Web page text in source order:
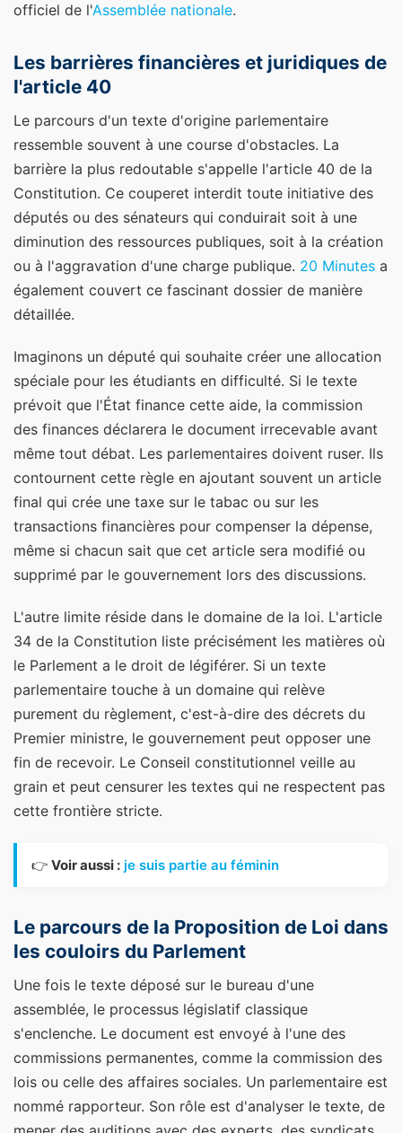
officiel de l'Assemblée nationale.
Les barrières financières et juridiques de
l'article 40
Le parcours d'un texte d'origine parlementaire
ressemble souvent à une course d'obstacles. La
barrière la plus redoutable s'appelle l'article 40 de la
Constitution. Ce couperet interdit toute initiative des
députés ou des sénateurs qui conduirait soit à une
diminution des ressources publiques, soit à la création
ou à l'aggravation d'une charge publique. 20 Minutes a
également couvert ce fascinant dossier de manière
détaillée.
Imaginons un député qui souhaite créer une allocation
spéciale pour les étudiants en difficulté. Si le texte
prévoit que l'État finance cette aide, la commission
des finances déclarera le document irrecevable avant
même tout débat. Les parlementaires doivent ruser. Ils
contournent cette règle en ajoutant souvent un article
final qui crée une taxe sur le tabac ou sur les
transactions financières pour compenser la dépense,
même si chacun sait que cet article sera modifié ou
supprimé par le gouvernement lors des discussions.
L'autre limite réside dans le domaine de la loi. L'article
34 de la Constitution liste précisément les matières où
le Parlement a le droit de légiférer. Si un texte
parlementaire touche à un domaine qui relève
purement du règlement, c'est-à-dire des décrets du
Premier ministre, le gouvernement peut opposer une
fin de recevoir. Le Conseil constitutionnel veille au
grain et peut censurer les textes qui ne respectent pas
cette frontière stricte.
👉 Voir aussi : je suis partie au féminin
Le parcours de la Proposition de Loi dans
les couloirs du Parlement
Une fois le texte déposé sur le bureau d'une
assemblée, le processus législatif classique
s'enclenche. Le document est envoyé à l'une des
commissions permanentes, comme la commission des
lois ou celle des affaires sociales. Un parlementaire est
nommé rapporteur. Son rôle est d'analyser le texte, de